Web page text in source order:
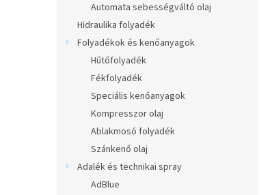
Automata sebességváltó olaj
Hidraulika folyadék
Folyadékok és kenőanyagok
Hűtőfolyadék
Fékfolyadék
Speciális kenőanyagok
Kompresszor olaj
Ablakmosó folyadék
Szánkenő olaj
Adalék és technikai spray
AdBlue